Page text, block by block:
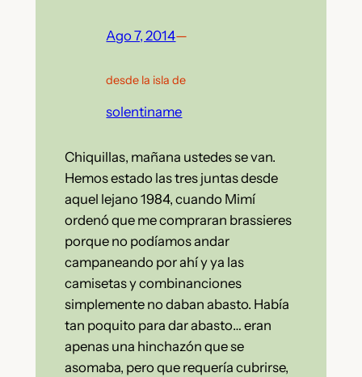
Ago 7, 2014—
desde la isla de
solentiname
Chiquillas, mañana ustedes se van.
Hemos estado las tres juntas desde
aquel lejano 1984, cuando Mimí
ordenó que me compraran brassieres
porque no podíamos andar
campaneando por ahí y ya las
camisetas y combinanciones
simplemente no daban abasto. Había
tan poquito para dar abasto… eran
apenas una hinchazón que se
asomaba, pero que requería cubrirse,